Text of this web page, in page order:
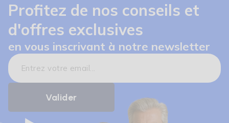
Profitez de nos conseils et
d'offres exclusives
en vous inscrivant à notre newsletter